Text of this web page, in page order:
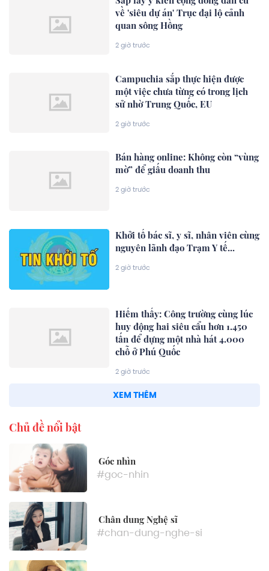
về 'siêu dự án' Trục đại lộ cảnh
quan sông Hồng
2 giờ trước
Campuchia sắp thực hiện được
một việc chưa từng có trong lịch
sử nhờ Trung Quốc, EU
2 giờ trước
Bán hàng online: Không còn “vùng
mờ” để giấu doanh thu
2 giờ trước
Khởi tố bác sĩ, y sĩ, nhân viên cùng
nguyên lãnh đạo Trạm Y tế...
2 giờ trước
Hiếm thấy: Công trường cùng lúc
huy động hai siêu cẩu hơn 1.450
tấn để dựng một nhà hát 4.000
chỗ ở Phú Quốc
2 giờ trước
XEM THÊM
Chủ đề nổi bật
Góc nhìn
#goc-nhin
Chân dung Nghệ sĩ
#chan-dung-nghe-si